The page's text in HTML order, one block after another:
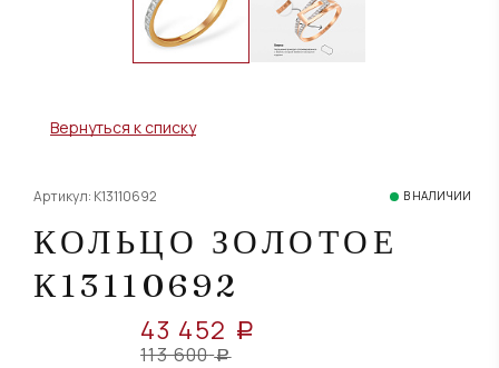
Вернуться к списку
Артикул: К13110692 В НАЛИЧИИ
КОЛЬЦО ЗОЛОТОЕ
К13110692
43 452 a
113 600 a